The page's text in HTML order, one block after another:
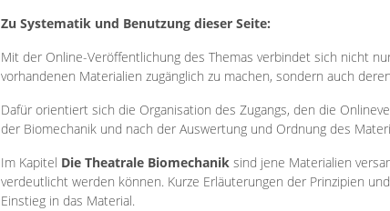
Zu Systematik und Benutzung dieser Seite:
Mit der Online-Veröffentlichung des Themas verbindet sich nicht
vorhandenen Materialien zugänglich zu machen, sondern auch
Dafür orientiert sich die Organisation des Zugangs, den die
der Biomechanik und nach der Auswertung und Ordnung des
Im Kapitel Die Theatrale Biomechanik sind jene Materialien
verdeutlicht werden können. Kurze Erläuterungen der Prinzipien
Einstieg in das Material.